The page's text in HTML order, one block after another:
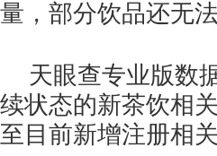
量，部分饮品还无
天眼查专业版数
续状态的新茶饮相
至目前新增注册相